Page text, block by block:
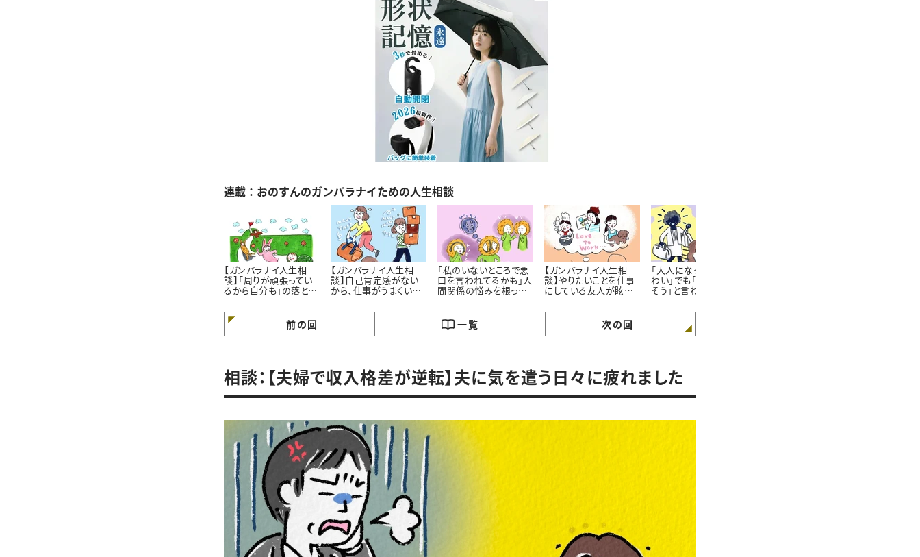
連載：おのすんのガンバラナイための人生相談
【ガンバラナイ人生相
談】「周りが頑張ってい
るから自分も」の落とし
けていますか？
【ガンバラナイ人生相
談】自己肯定感がない
から、仕事がうまくいき
「私のいないところで悪
口を言われてるかも」人
間関係の悩みを根っこ
ガンバラナイ人生相談
【ガンバラナイ人生相
談】やりたいことを仕事
にしている友人が眩し
まいます
「大人になっても母がこ
わい」でも「一緒に暮ら
そう」と言われて……＃
前の回 一覧 次の回
相談：【夫婦で収入格差が逆転】夫に気を遣う日々に疲れました